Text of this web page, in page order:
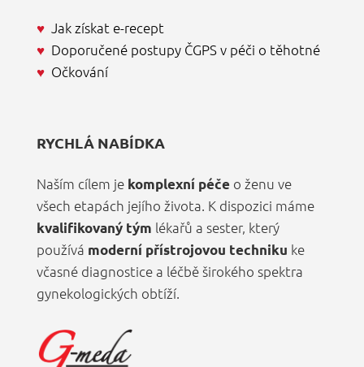
♥ Jak získat e-recept
♥ Doporučené postupy ČGPS v péči o těhotné
♥ Očkování
RYCHLÁ NABÍDKA
Naším cílem je komplexní péčeo ženu ve
všech etapách jejího života. K dispozici máme
kvalifikovaný tým lékařů a sester, který
používá moderní přístrojovou techniku ke
včasné diagnostice a léčbě širokého spektra
gynekologických obtíží.